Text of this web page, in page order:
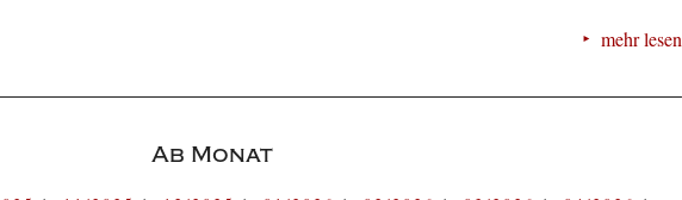
mehr lesen
Ab Monat